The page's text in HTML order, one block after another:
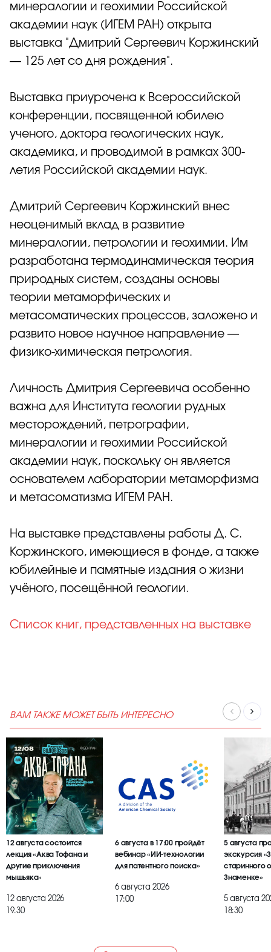
минералогии и геохимии Российской
академии наук (ИГЕМ РАН) открыта
выставка "Дмитрий Сергеевич Коржинский
— 125 лет со дня рождения".
Выставка приурочена к Всероссийской
конференции, посвященной юбилею
ученого, доктора геологических наук,
академика, и проводимой в рамках 300-
летия Российской академии наук.
Дмитрий Сергеевич Коржинский внес
неоценимый вклад в развитие
минералогии, петрологии и геохимии. Им
разработана термодинамическая теория
природных систем, созданы основы
теории метаморфических и
метасоматических процессов, заложено и
развито новое научное направление —
физико-химическая петрология.
Личность Дмитрия Сергеевича особенно
важна для Института геологии рудных
месторождений, петрографии,
минералогии и геохимии Российской
академии наук, поскольку он является
основателем лаборатории метаморфизма
и метасоматизма ИГЕМ РАН.
На выставке представлены работы Д. С.
Коржинского, имеющиеся в фонде, а также
юбилейные и памятные издания о жизни
учёного, посещённой геологии.
Список книг, представленных на выставке
ВАМ ТАКЖЕ МОЖЕТ БЫТЬ ИНТЕРЕСНО
12 августа состоится
лекция «Аква Тофана и
другие приключения
мышьяка»
12 августа 2026
19.30
6 августа в 17:00 пройдёт
вебинар «ИИ-технологии
для патентного поиска»
6 августа 2026
17:00
5 августа
экскурсия
старинного
Знаменке»
5 августа
18:30